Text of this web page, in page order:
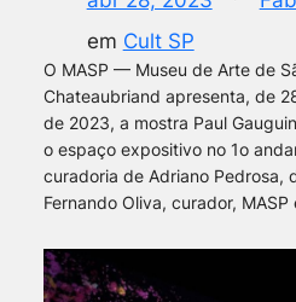
em Cult SP
O MASP — Museu de Arte de
Chateaubriand apresenta, de
de 2023, a mostra Paul
o espaço expositivo no 1o
curadoria de Adriano Pedrosa,
Fernando Oliva, curador,